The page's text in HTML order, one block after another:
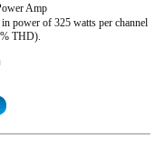
Amp
power of 325 watts per channel
THD).